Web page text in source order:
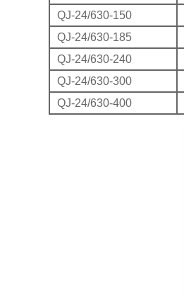
QJ-24/630-150
QJ-24/630-185
QJ-24/630-240
QJ-24/630-300
QJ-24/630-400